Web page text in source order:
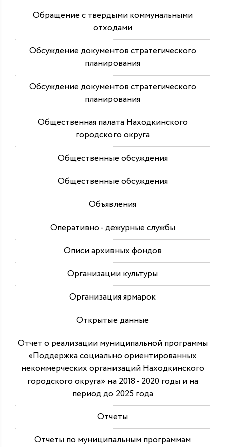
Обращение с твердыми коммунальными
отходами
Обсуждение документов стратегического
планирования
Обсуждение документов стратегического
планирования
Общественная палата Находкинского
городского округа
Общественные обсуждения
Общественные обсуждения
Объявления
Оперативно - дежурные службы
Описи архивных фондов
Организации культуры
Организация ярмарок
Открытые данные
Отчет о реализации муниципальной программы
«Поддержка социально ориентированных
некоммерческих организаций Находкинского
городского округа» на 2018 - 2020 годы и на
период до 2025 года
Отчеты
Отчеты по муниципальным программам